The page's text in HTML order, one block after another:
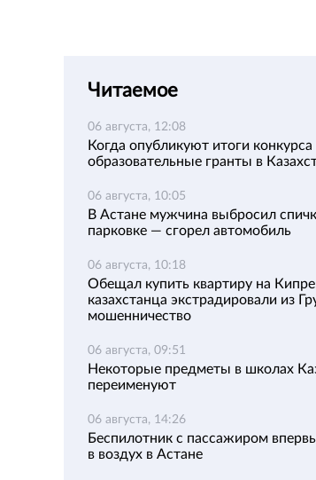
Читаемое
06 августа, 12:08
Когда опубликуют итоги конкурса
образовательные гранты в
06 августа, 10:05
В Астане мужчина выбросил
парковке — сгорел автомобиль
06 августа, 10:18
Обещал купить квартиру на
казахстанца экстрадировали из
мошенничество
06 августа, 09:51
Некоторые предметы в школах
переименуют
06 августа, 14:26
Беспилотник с пассажиром
в воздух в Астане